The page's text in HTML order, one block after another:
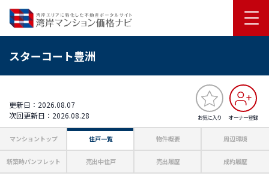
スターコート豊洲
お気に入り オーナー登録
更新日：2026.08.07
次回更新日：2026.08.28
マンショントップ 住戸一覧 物件概要 周辺環境
新築時パンフレット 売出中住戸 売出履歴 成約履歴